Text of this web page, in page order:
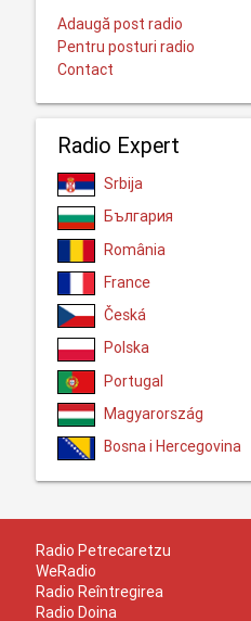
Adaugă post radio
Pentru posturi radio
Contact
Radio Expert
Srbija
България
România
France
Česká
Polska
Portugal
Magyarország
Bosna i Hercegovina
Radio Petrecaretzu
WeRadio
Radio Reîntregirea
Radio Doina